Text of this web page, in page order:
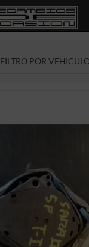
FILTRO POR